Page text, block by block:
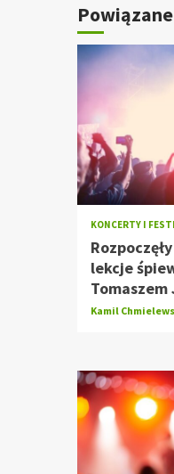
KONCERTY I
lekcje
Tomaszem
Kamil